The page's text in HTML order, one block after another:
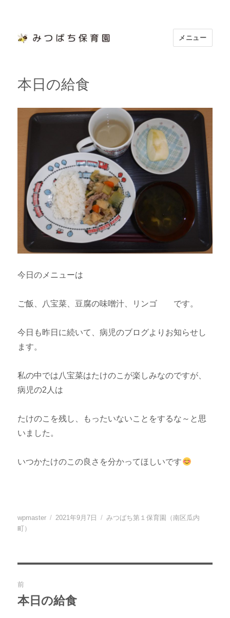
メニュー
本日の給食
今日のメニューは
ご飯、八宝菜、豆腐の味噌汁、リンゴ です。
今日も昨日に続いて、病児のブログよりお知らせし
ます。
私の中では八宝菜はたけのこが楽しみなのですが、
病児の2人は
たけのこを残し、もったいないことをするな～と思
いました。
いつかたけのこの良さを分かってほしいです
投
稿
wpmaster
投
2021年9月7日
カ
みつばち第１保育園（南区瓜内
町）
稿
前
過
本日の給食